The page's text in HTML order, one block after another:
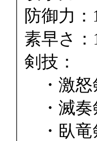
防御力：
素早さ：
剣技：
・激怒
・滅奏
・臥竜